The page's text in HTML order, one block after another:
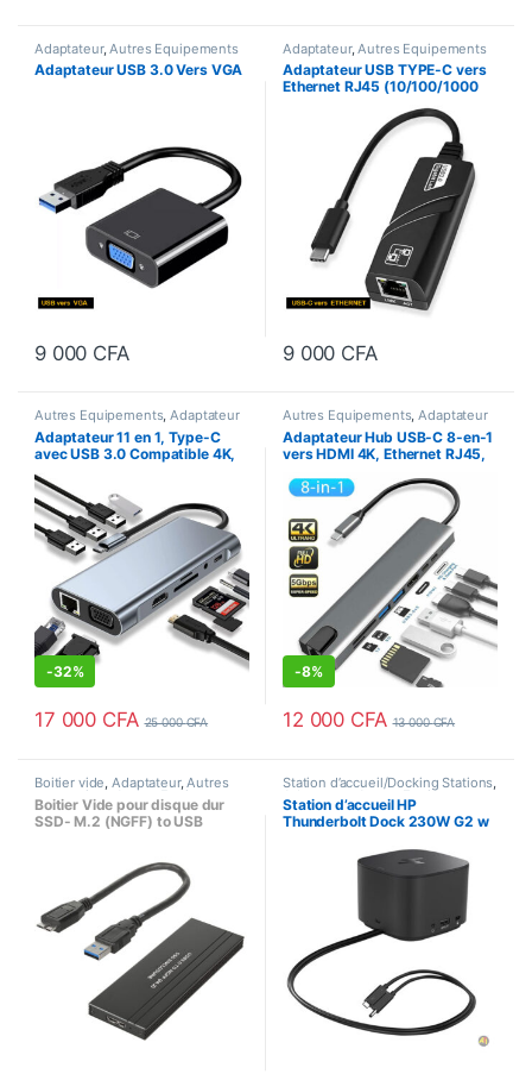
Adaptateur, Autres Equipements
Adaptateur USB 3.0 Vers VGA
9 000 CFA
Adaptateur, Autres Equipements
Adaptateur USB TYPE-C vers
Ethernet RJ45 (10/100/1000
9 000 CFA
Autres Equipements,Adaptateur
Adaptateur 11 en 1, Type-C
avec USB 3.0 Compatible 4K,
Dock USB-C, Station d’accueil –
BYL2110
-32%
17 000 CFA 25 000CFA
Autres Equipements,Adaptateur
Adaptateur Hub USB-C 8-en-1
vers HDMI 4K, Ethernet RJ45,
2.0, Carte SD/TF, Type C
-8%
12 000 CFA 13 000CFA
Boitier vide,Adaptateur,Autres
accessoires Autres Equipements
Stockage de données
Boitier Vide pour disque dur
SSD- M.2 (NGFF) to USB
Station d’accueil/Docking Stations,
Adaptateur Autres Equipements
Station d’accueil HP
Thunderbolt Dock 230W G2 w